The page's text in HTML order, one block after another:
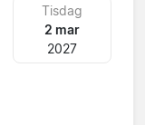
Tisdag
2 mar
2027